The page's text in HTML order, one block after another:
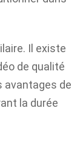
Il existe
de qualité
avantages de
la durée